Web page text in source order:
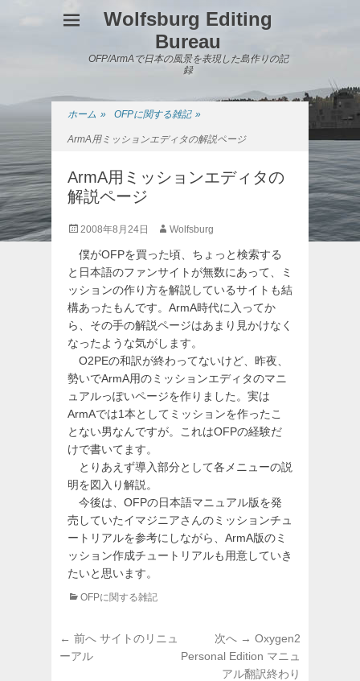
Wolfsburg Editing
Bureau
OFP/ArmAで日本の風景を表現した島作りの記
録
ホーム » OFPに関する雑記 »
ArmA用ミッションエディタの解説ページ
ArmA用ミッションエディタの
解説ページ
投 2008年8月24日
投
者
Wolfsburg
僕がOFPを買った頃、ちょっと検索する
と日本語のファンサイトが無数にあって、ミ
ッションの作り方を解説しているサイトも結
構あったもんです。ArmA時代に入ってか
ら、その手の解説ページはあまり見かけなく
なったような気がします。
O2PEの和訳が終わってないけど、昨夜、
勢いでArmA用のミッションエディタのマニ
ュアルっぽいページを作りました。実は
ArmAでは1本としてミッションを作ったこ
とない男なんですが。これはOFPの経験だ
けで書いてます。
とりあえず導入部分として各メニューの説
明を図入り解説。
今後は、OFPの日本語マニュアル版を発
売していたイマジニアさんのミッションチュ
ートリアルを参考にしながら、ArmA版のミ
ッション作成チュートリアルも用意していき
たいと思います。
カ
リ
ー
OFPに関する雑記
投
稿
← 前へ 前
サイトのリニュ
ーアル
次へ → 次
の
投
Oxygen2
Personal Edition マニュ
アル翻訳終わり